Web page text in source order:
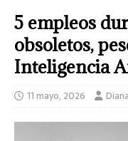
5 empleos
obsoletos,
Inteligencia
11 mayo, 2026 Diana